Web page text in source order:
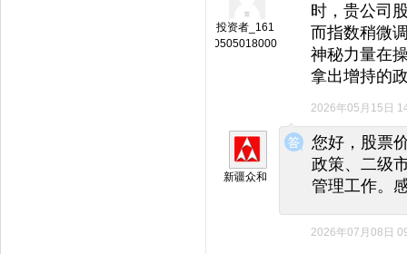
投资者_161
0505018000
时，贵公司
而指数稍微
神秘力量在
拿出增持的
2026年05月15日
◆
◆
新疆众和
您好，股票
政策、二级
管理工作。
2026年07月08日